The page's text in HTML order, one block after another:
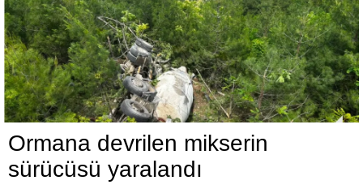
Ormana devrilen mikserin
sürücüsü yaralandı